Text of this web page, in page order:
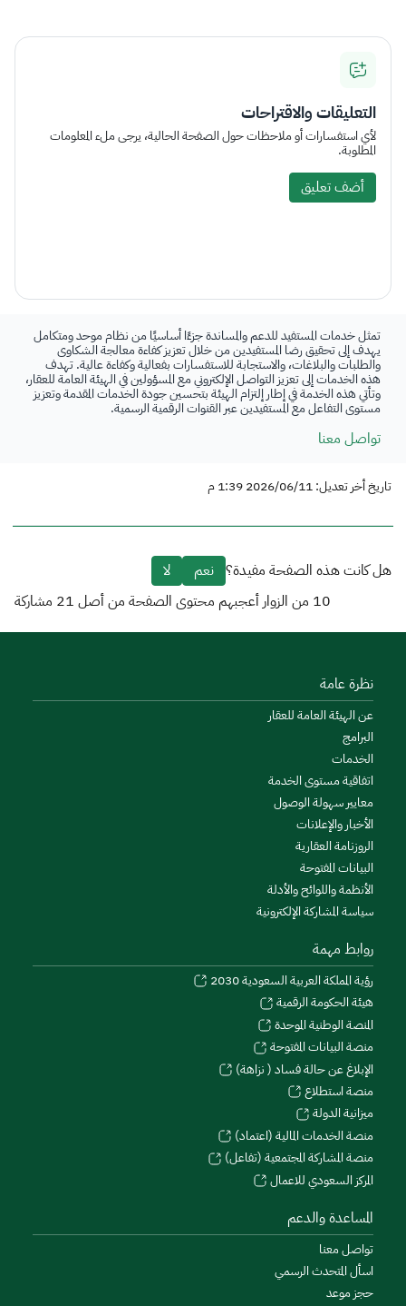
التعليقات والاقتراحات
لأي استفسارات أو ملاحظات حول الصفحة الحالية، يرجى ملء المعلومات
المطلوبة.
أضف تعليق
تمثل خدمات المستفيد للدعم والمساندة جزءًا أساسيًا من نظام موحد ومتكامل
يهدف إلى تحقيق رضا المستفيدين من خلال تعزيز كفاءة معالجة الشكاوى
والطلبات والبلاغات، والاستجابة للاستفسارات بفعالية وكفاءة عالية. تهدف
هذه الخدمات إلى تعزيز التواصل الإلكتروني مع المسؤولين في الهيئة العامة للعقار،
وتأتي هذه الخدمة في إطار إلتزام الهيئة بتحسين جودة الخدمات المقدمة وتعزيز
مستوى التفاعل مع المستفيدين عبر القنوات الرقمية الرسمية.
تواصل معنا
تاريخ أخر تعديل: 2026/06/11 1:39 م
هل كانت هذه الصفحة مفيدة؟ نعم
لا
10 من الزوار أعجبهم محتوى الصفحة من أصل 21 مشاركة
نظرة عامة
عن الهيئة العامة للعقار
البرامج
الخدمات
اتفاقية مستوى الخدمة
معايير سهولة الوصول
الأخبار والإعلانات
الروزنامة العقارية
البيانات المفتوحة
الأنظمة واللوائح والأدلة
سياسة المشاركة الإلكترونية
روابط مهمة
رؤية المملكة العربية السعودية 2030
هيئة الحكومة الرقمية
المنصة الوطنية الموحدة
منصة البيانات المفتوحة
الإبلاغ عن حالة فساد ( نزاهة)
منصة استطلاع
ميزانية الدولة
منصة الخدمات المالية (اعتماد)
منصة المشاركة المجتمعية (تفاعل)
المركز السعودي للاعمال
المساعدة والدعم
تواصل معنا
اسأل المتحدث الرسمي
حجز موعد